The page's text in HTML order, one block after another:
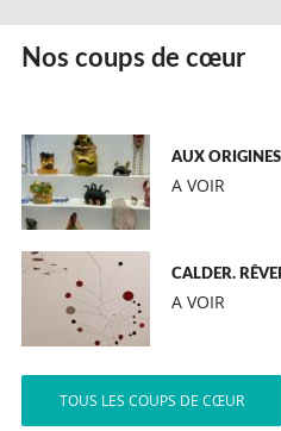
Nos coups de cœur
AUX ORIGINES
A VOIR
CALDER.
A VOIR
TOUS LES COUPS DE CŒUR